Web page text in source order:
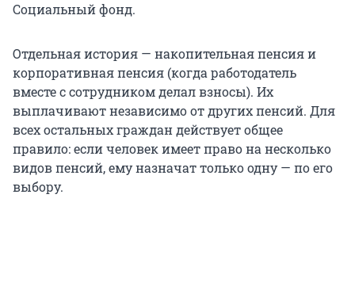
Социальный фонд.
Отдельная история — накопительная пенсия и
корпоративная пенсия (когда работодатель
вместе с сотрудником делал взносы). Их
выплачивают независимо от других пенсий. Для
всех остальных граждан действует общее
правило: если человек имеет право на несколько
видов пенсий, ему назначат только одну — по его
выбору.